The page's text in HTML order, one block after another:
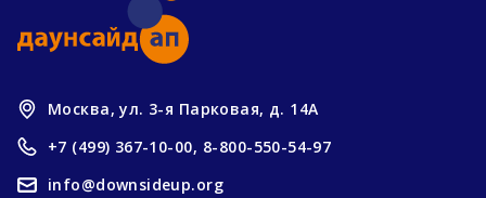
Москва, ул. 3-я Парковая, д. 14А
+7 (499) 367-10-00, 8-800-550-54-97
info@downsideup.org